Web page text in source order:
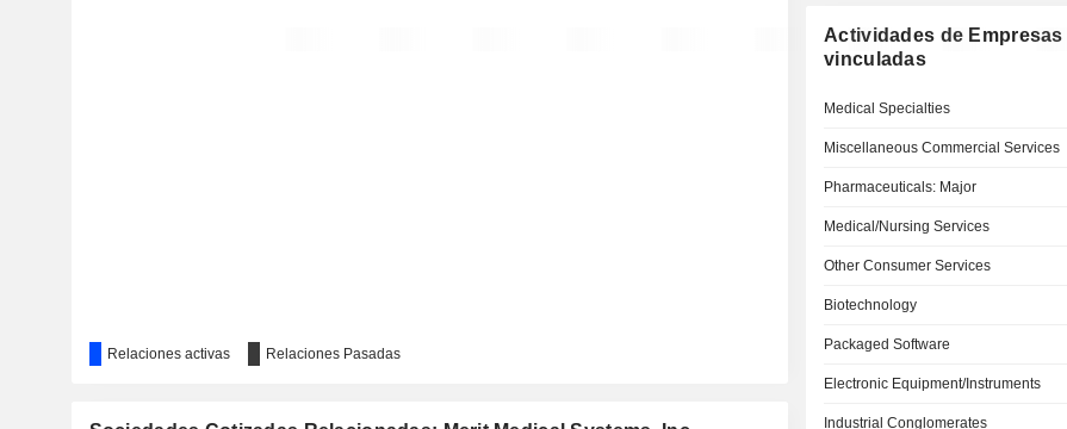
Relaciones activas Relaciones Pasadas
Actividades de Empresas
vinculadas
Medical Specialties
Miscellaneous Commercial Services
Pharmaceuticals: Major
Medical/Nursing Services
Other Consumer Services
Biotechnology
Packaged Software
Electronic Equipment/Instruments
Industrial Conglomerates